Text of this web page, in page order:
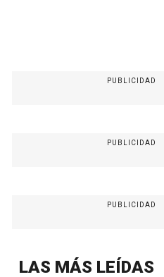
PUBLICIDAD
PUBLICIDAD
PUBLICIDAD
LAS MÁS LEÍDAS